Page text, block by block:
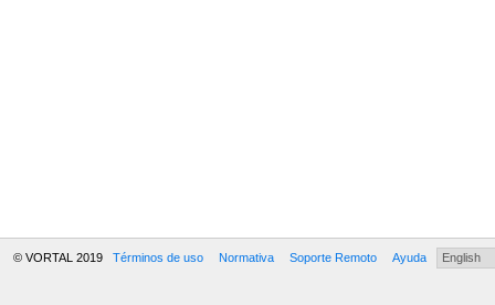
© VORTAL 2019 Términos de uso Normativa Soporte Remoto Ayuda